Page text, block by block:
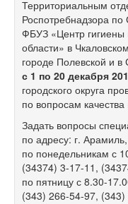
Территориальным
Роспотребнадзора
ФБУЗ «Центр гигиены
области» в
городе Полевской и
с 1 по 20 декабря
городского округа
по вопросам качества
Задать вопросы
по адресу: г.
по понедельникам с
(34374) 3-17-11,
по пятницу с 8.30-
(343) 266-54-97,